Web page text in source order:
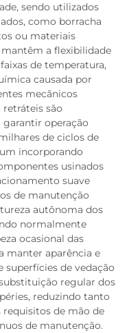
sendo utilizados
como borracha
ou materiais
a flexibilidade
de temperatura,
causada por
mecânicos
retráteis são
operação
de ciclos de
incorporando
usinados
suave
de manutenção
autônoma dos
normalmente
ocasional das
manter aparência e
superfícies de vedação
regular dos
reduzindo tanto
de mão de
de manutenção.